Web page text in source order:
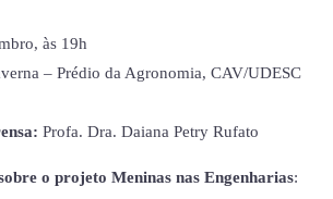
às 19h
– Prédio da Agronomia, CAV/UDESC
Profa. Dra. Daiana Petry Rufato
o projeto Meninas nas Engenharias: